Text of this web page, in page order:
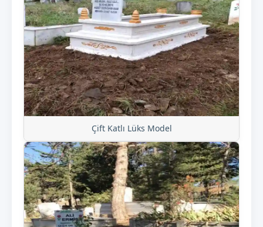
Çift Katlı Lüks Model